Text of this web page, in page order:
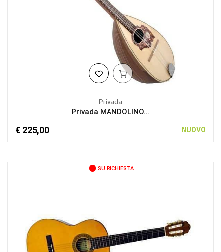
Privada
Privada MANDOLINO...
€ 225,00 NUOVO
SU RICHIESTA